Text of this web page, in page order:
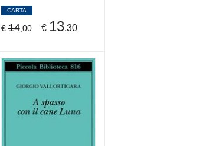
CARTA
€14,00 € 13,30